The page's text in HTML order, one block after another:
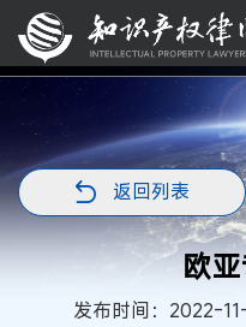
返回列表
欧
发布时间：2022-